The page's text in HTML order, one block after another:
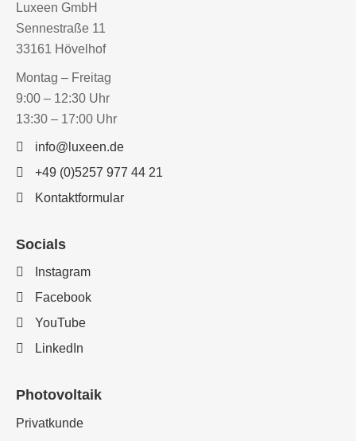
Luxeen GmbH
Sennestraße 11
33161 Hövelhof
Montag – Freitag
9:00 – 12:30 Uhr
13:30 – 17:00 Uhr
info@luxeen.de
+49 (0)5257 977 44 21
Kontaktformular
Socials
Instagram
Facebook
YouTube
LinkedIn
Photovoltaik
Privatkunde